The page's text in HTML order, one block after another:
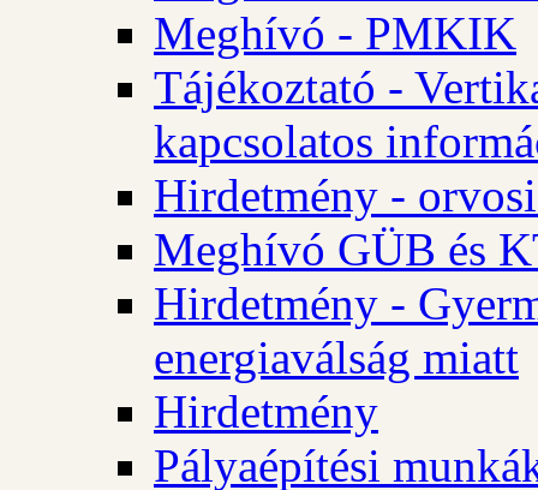
Meghívó - PMKIK
Tájékoztató -
kapcsolatos
Hirdetmény -
Meghívó GÜB és
Hirdetmény -
energiaválság miatt
Hirdetmény
Pályaépítési